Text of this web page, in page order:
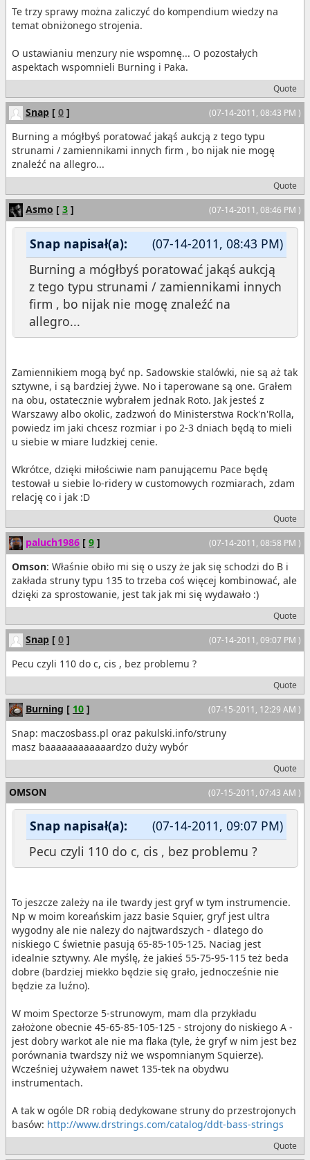
Te trzy sprawy można zaliczyć do kompendium wiedzy na
temat obniżonego strojenia.
O ustawianiu menzury nie wspomnę... O pozostałych
aspektach wspomnieli Burning i Paka.
Quote
(07-14-2011, 08:43 PM )
Snap [ 0 ]
Burning a mógłbyś poratować jakąś aukcją z tego typu
strunami / zamiennikami innych firm , bo nijak nie mogę
znaleźć na allegro...
Quote
(07-14-2011, 08:46 PM )
Asmo [ 3 ]
(07-14-2011, 08:43 PM)
Snap napisał(a):
Burning a mógłbyś poratować jakąś aukcją
z tego typu strunami / zamiennikami innych
firm , bo nijak nie mogę znaleźć na
allegro...
Zamiennikiem mogą być np. Sadowskie stalówki, nie są aż tak
sztywne, i są bardziej żywe. No i taperowane są one. Grałem
na obu, ostatecznie wybrałem jednak Roto. Jak jesteś z
Warszawy albo okolic, zadzwoń do Ministerstwa Rock'n'Rolla,
powiedz im jaki chcesz rozmiar i po 2-3 dniach będą to mieli
u siebie w miare ludzkiej cenie.
Wkrótce, dzięki miłościwie nam panującemu Pace będę
testował u siebie lo-ridery w customowych rozmiarach, zdam
relację co i jak :D
Quote
(07-14-2011, 08:58 PM )
paluch1986 [ 9 ]
Omson: Właśnie obiło mi się o uszy że jak się schodzi do B i
zakłada struny typu 135 to trzeba coś więcej kombinować, ale
dzięki za sprostowanie, jest tak jak mi się wydawało :)
Quote
(07-14-2011, 09:07 PM )
Snap [ 0 ]
Pecu czyli 110 do c, cis , bez problemu ?
Quote
(07-15-2011, 12:29 AM )
Burning [ 10 ]
Snap: maczosbass.pl oraz pakulski.info/struny
masz baaaaaaaaaaaardzo duży wybór
Quote
(07-15-2011, 07:43 AM )
OMSON
(07-14-2011, 09:07 PM)
Snap napisał(a):
Pecu czyli 110 do c, cis , bez problemu ?
To jeszcze zależy na ile twardy jest gryf w tym instrumencie.
Np w moim koreańskim jazz basie Squier, gryf jest ultra
wygodny ale nie nalezy do najtwardszych - dlatego do
niskiego C świetnie pasują 65-85-105-125. Naciag jest
idealnie sztywny. Ale myślę, że jakieś 55-75-95-115 też beda
dobre (bardziej miekko będzie się grało, jednocześnie nie
będzie za luźno).
W moim Spectorze 5-strunowym, mam dla przykładu
założone obecnie 45-65-85-105-125 - strojony do niskiego A -
jest dobry warkot ale nie ma flaka (tyle, że gryf w nim jest bez
porównania twardszy niż we wspomnianym Squierze).
Wcześniej używałem nawet 135-tek na obydwu
instrumentach.
A tak w ogóle DR robią dedykowane struny do przestrojonych
basów: http://www.drstrings.com/catalog/ddt-bass-strings
Quote